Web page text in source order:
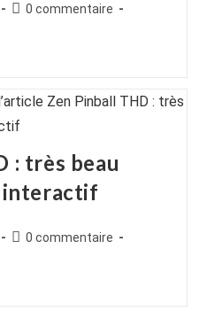
Commentaires
0 commentaire
: très beau
interactif
Commentaires
0 commentaire